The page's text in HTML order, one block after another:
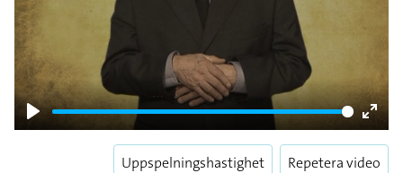
Play
Enter
Uppspelningshastighet Repetera video